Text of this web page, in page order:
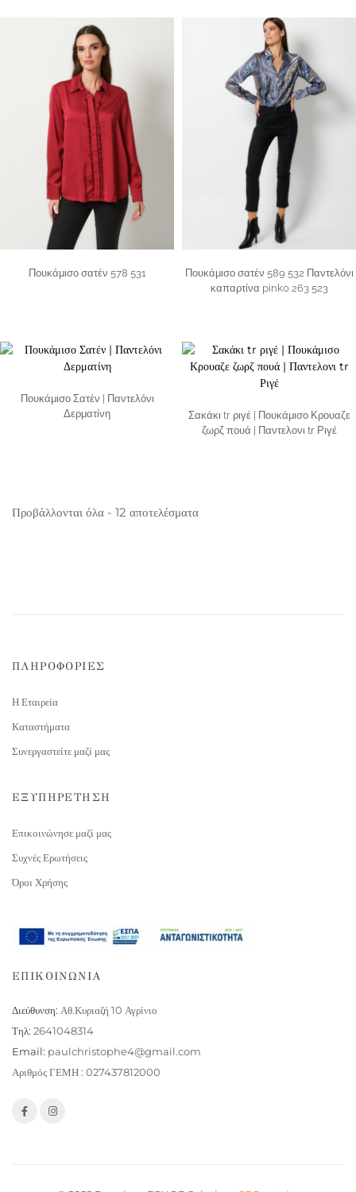
Πουκάμισο σατέν 578 531
Πουκάμισο σατέν 589 532 Παντελόνι
καπαρτίνα pinko 263 523
Πουκάμισο Σατέν | Παντελόνι
Δερματίνη
Σακάκι tr ριγέ | Πουκάμισο Κρουαζε
ζωρζ πουά | Παντελονι tr Ριγέ
Προβάλλονται όλα - 12 αποτελέσματα
ΠΛΗΡΟΦΟΡΙΕΣ
Η Εταιρεία
Καταστήματα
Συνεργαστείτε μαζί μας
ΕΞΥΠΗΡΕΤΗΣΗ
Επικοινώνησε μαζί μας
Συχνές Ερωτήσεις
Όροι Χρήσης
ΕΠΙΚΟΙΝΩΝΙΑ
Διεύθυνση: Αθ.Κυριαζή 10 Αγρίνιο
Τηλ: 2641048314
Email: paulchristophe4@gmail.com
Αριθμός ΓΕΜΗ : 027437812000